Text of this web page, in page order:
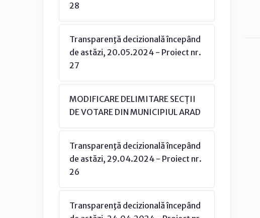
28
Transparenţă decizională începând
de astăzi, 20.05.2024 - Proiect nr.
27
MODIFICARE DELIMITARE SECȚII
DE VOTARE DIN MUNICIPIUL ARAD
Transparenţă decizională începând
de astăzi, 29.04.2024 - Proiect nr.
26
Transparenţă decizională începând